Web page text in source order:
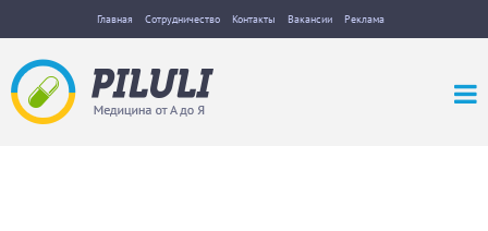
Главная Сотрудничество Контакты Вакансии Реклама